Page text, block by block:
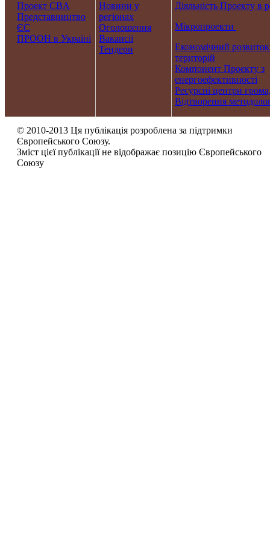
Проект CBA
Представництво
ЄС
ПРООН в Україні
Новини у
регіонах
Оголошення
Вакансії
Тендери
Діяльність Проекту в
Мікропроекти
Економічний розвиток
територій
Компонент Проекту з
енергоефективності
Ресурсні центри
Відтворення
© 2010-2013 Ця публікація розроблена за підтримки
Європейського Союзу.
Зміст цієї публікації не відображає позицію Європейського
Союзу